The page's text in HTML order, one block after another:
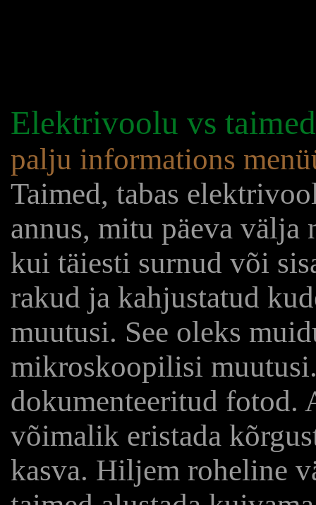
Elektrivoolu vs
palju informations
Taimed, tabas
annus, mitu päeva
kui täiesti surnud või
rakud ja kahjustatud
muutusi. See oleks
mikroskoopilisi
dokumenteeritud fotod.
võimalik eristada
kasva. Hiljem roheline